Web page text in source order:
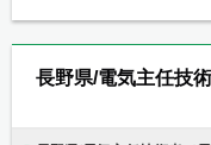
長野県/電気主任技